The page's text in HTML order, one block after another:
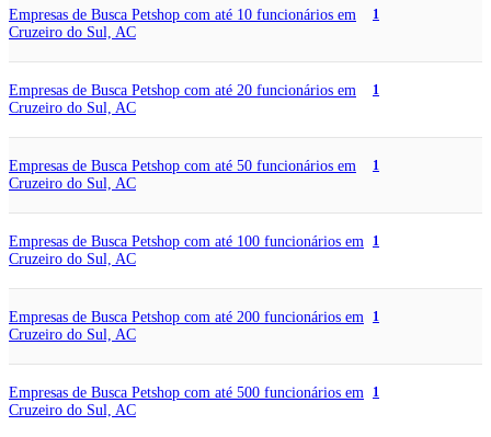
Empresas de Busca Petshop com até 10 funcionários em
Cruzeiro do Sul, AC
1
Empresas de Busca Petshop com até 20 funcionários em
Cruzeiro do Sul, AC
1
Empresas de Busca Petshop com até 50 funcionários em
Cruzeiro do Sul, AC
1
Empresas de Busca Petshop com até 100 funcionários em
Cruzeiro do Sul, AC
1
Empresas de Busca Petshop com até 200 funcionários em
Cruzeiro do Sul, AC
1
Empresas de Busca Petshop com até 500 funcionários em
Cruzeiro do Sul, AC
1